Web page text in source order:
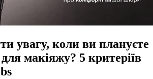
увагу, коли ви плануєте
макіяжу? 5 критеріїв